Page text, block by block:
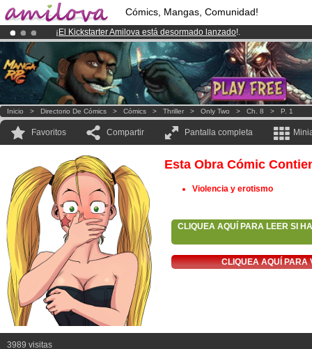
Cómics, Mangas, Comunidad!
¡ El Kickstarter Amilova está desormado lanzado!.
¡Conviertete en Premium por3.95 eurosal mes!Hazte Premium ya
¡Ya tenemos 100000miembrosy 1000 Cómics y Mangas!.
Inicio > Directorio De Cómics > Cómics > Thriller > Only Two > Ch. 8 > P. 1
Favoritos Compartir Pantalla completa
Esta Obra Cómic
Violencia y erotismo
CLIQUEA AQUÍ PARA LEER SI
CLIQUEA AQUÍ PARA
3989 visitas